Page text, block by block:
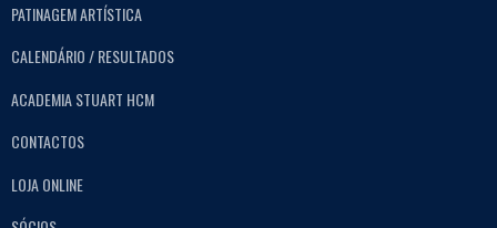
PATINAGEM ARTÍSTICA
CALENDÁRIO / RESULTADOS
ACADEMIA STUART HCM
CONTACTOS
LOJA ONLINE